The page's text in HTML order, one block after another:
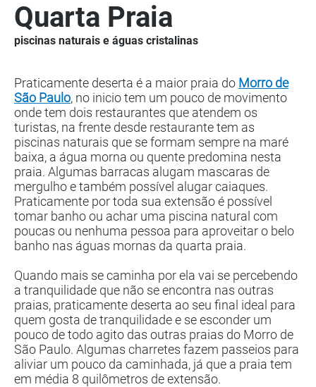
Quarta Praia
piscinas naturais e águas cristalinas
Praticamente deserta é a maior praia do Morro de
São Paulo, no inicio tem um pouco de movimento
onde tem dois restaurantes que atendem os
turistas, na frente desde restaurante tem as
piscinas naturais que se formam sempre na maré
baixa, a água morna ou quente predomina nesta
praia. Algumas barracas alugam mascaras de
mergulho e também possível alugar caiaques.
Praticamente por toda sua extensão é possível
tomar banho ou achar uma piscina natural com
poucas ou nenhuma pessoa para aproveitar o belo
banho nas águas mornas da quarta praia.
Quando mais se caminha por ela vai se percebendo
a tranquilidade que não se encontra nas outras
praias, praticamente deserta ao seu final ideal para
quem gosta de tranquilidade e se esconder um
pouco de todo agito das outras praias do Morro de
São Paulo. Algumas charretes fazem passeios para
aliviar um pouco da caminhada, já que a praia tem
em média 8 quilômetros de extensão.